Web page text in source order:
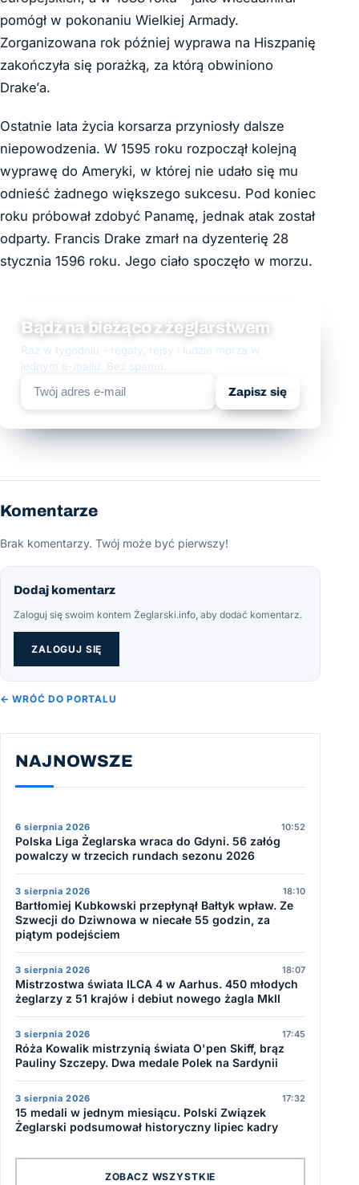
pomógł w pokonaniu Wielkiej Armady.
Zorganizowana rok później wyprawa na Hiszpanię
zakończyła się porażką, za którą obwiniono
Drake’a.
Ostatnie lata życia korsarza przyniosły dalsze
niepowodzenia. W 1595 roku rozpoczął kolejną
wyprawę do Ameryki, w której nie udało się mu
odnieść żadnego większego sukcesu. Pod koniec
roku próbował zdobyć Panamę, jednak atak został
odparty. Francis Drake zmarł na dyzenterię 28
stycznia 1596 roku. Jego ciało spoczęło w morzu.
Bądź na bieżąco z żeglarstwem
Raz w tygodniu - regaty, rejsy i ludzie morza w
jednym e-mailu. Bez spamu.
Zapisz się
Komentarze
Brak komentarzy. Twój może być pierwszy!
Dodaj komentarz
Zaloguj się swoim kontem Żeglarski.info, aby dodać komentarz.
ZALOGUJ SIĘ
← WRÓĆ DO PORTALU
NAJNOWSZE
6 sierpnia 2026 10:52
Polska Liga Żeglarska wraca do Gdyni. 56 załóg
powalczy w trzecich rundach sezonu 2026
3 sierpnia 2026 18:10
Bartłomiej Kubkowski przepłynął Bałtyk wpław. Ze
Szwecji do Dziwnowa w niecałe 55 godzin, za
piątym podejściem
3 sierpnia 2026 18:07
Mistrzostwa świata ILCA 4 w Aarhus. 450 młodych
żeglarzy z 51 krajów i debiut nowego żagla MkII
3 sierpnia 2026 17:45
Róża Kowalik mistrzynią świata O'pen Skiff, brąz
Pauliny Szczepy. Dwa medale Polek na Sardynii
3 sierpnia 2026 17:32
15 medali w jednym miesiącu. Polski Związek
Żeglarski podsumował historyczny lipiec kadry
ZOBACZ WSZYSTKIE